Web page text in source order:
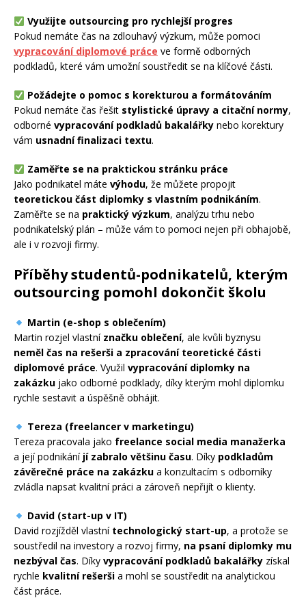
Využijte outsourcing pro rychlejší progres
Pokud nemáte čas na zdlouhavý výzkum, může pomoci
vypracování diplomové práce ve formě odborných
podkladů, které vám umožní soustředit se na klíčové části.
Požádejte o pomoc s korekturou a formátováním
Pokud nemáte čas řešit stylistické úpravy a citační normy,
odborné vypracování podkladů bakalářky nebo korektury
vám usnadní finalizaci textu.
Zaměřte se na praktickou stránku práce
Jako podnikatel máte výhodu, že můžete propojit
teoretickou část diplomky s vlastním podnikáním.
Zaměřte se na praktický výzkum, analýzu trhu nebo
podnikatelský plán – může vám to pomoci nejen při obhajobě,
ale i v rozvoji firmy.
Příběhy studentů-podnikatelů, kterým
outsourcing pomohl dokončit školu
Martin (e-shop s oblečením)
Martin rozjel vlastní značku oblečení, ale kvůli byznysu
neměl čas na rešerši a zpracování teoretické části
diplomové práce. Využil vypracování diplomky na
zakázku jako odborné podklady, díky kterým mohl diplomku
rychle sestavit a úspěšně obhájit.
Tereza (freelancer v marketingu)
Tereza pracovala jako freelance social media manažerka
a její podnikání jí zabralo většinu času. Díky podkladům
závěrečné práce na zakázku a konzultacím s odborníky
zvládla napsat kvalitní práci a zároveň nepřijít o klienty.
David (start-up v IT)
David rozjížděl vlastní technologický start-up, a protože se
soustředil na investory a rozvoj firmy, na psaní diplomky mu
nezbýval čas. Díky vypracování podkladů bakalářky získal
rychle kvalitní rešerši a mohl se soustředit na analytickou
část práce.